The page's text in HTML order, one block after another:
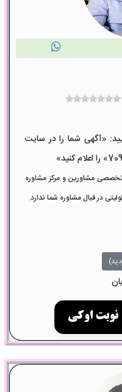
«آگهی شما را در سایت
مشاورین و مرکز مشاوره
در قبال مشاوره شما ندارد.